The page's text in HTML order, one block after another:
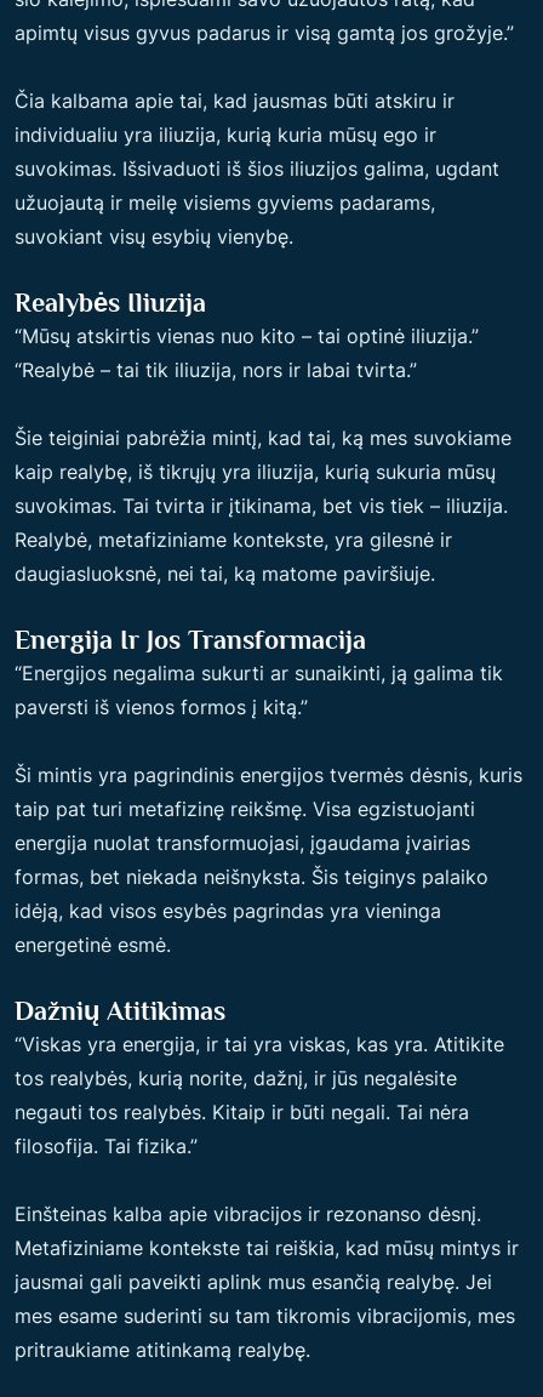
apimtų visus gyvus padarus ir visą gamtą jos grožyje.”
Čia kalbama apie tai, kad jausmas būti atskiru ir
individualiu yra iliuzija, kurią kuria mūsų ego ir
suvokimas. Išsivaduoti iš šios iliuzijos galima, ugdant
užuojautą ir meilę visiems gyviems padarams,
suvokiant visų esybių vienybę.
Realybės Iliuzija
“Mūsų atskirtis vienas nuo kito – tai optinė iliuzija.”
“Realybė – tai tik iliuzija, nors ir labai tvirta.”
Šie teiginiai pabrėžia mintį, kad tai, ką mes suvokiame
kaip realybę, iš tikrųjų yra iliuzija, kurią sukuria mūsų
suvokimas. Tai tvirta ir įtikinama, bet vis tiek – iliuzija.
Realybė, metafiziniame kontekste, yra gilesnė ir
daugiasluoksnė, nei tai, ką matome paviršiuje.
Energija Ir Jos Transformacija
“Energijos negalima sukurti ar sunaikinti, ją galima tik
paversti iš vienos formos į kitą.”
Ši mintis yra pagrindinis energijos tvermės dėsnis, kuris
taip pat turi metafizinę reikšmę. Visa egzistuojanti
energija nuolat transformuojasi, įgaudama įvairias
formas, bet niekada neišnyksta. Šis teiginys palaiko
idėją, kad visos esybės pagrindas yra vieninga
energetinė esmė.
Dažnių Atitikimas
“Viskas yra energija, ir tai yra viskas, kas yra. Atitikite
tos realybės, kurią norite, dažnį, ir jūs negalėsite
negauti tos realybės. Kitaip ir būti negali. Tai nėra
filosofija. Tai fizika.”
Einšteinas kalba apie vibracijos ir rezonanso dėsnį.
Metafiziniame kontekste tai reiškia, kad mūsų mintys ir
jausmai gali paveikti aplink mus esančią realybę. Jei
mes esame suderinti su tam tikromis vibracijomis, mes
pritraukiame atitinkamą realybę.